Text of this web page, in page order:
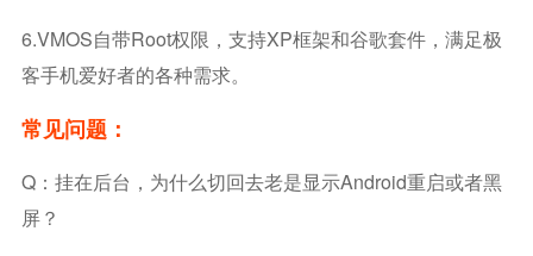
6.VMOS自带root权限，支持XP框架和谷歌套件，满足极
客手机爱好者的各种需求。
常见问题：
Q：挂在后台，为什么切回去老是显示Android重启或者黑
屏？